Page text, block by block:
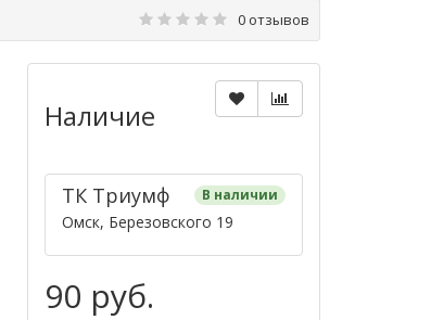
0 отзывов
Наличие
ТК ​Триумф​ В наличии
Омск, Березовского 19
90 руб.